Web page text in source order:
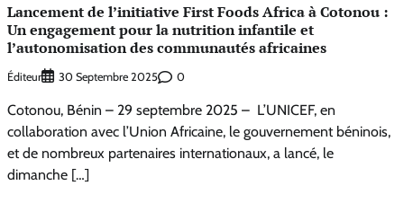
Lancement de l’initiative First Foods Africa à Cotonou :
Un engagement pour la nutrition infantile et
l’autonomisation des communautés africaines
Éditeur 30 Septembre 2025 0
Cotonou, Bénin – 29 septembre 2025 – L’UNICEF, en
collaboration avec l’Union Africaine, le gouvernement béninois,
et de nombreux partenaires internationaux, a lancé, le
dimanche […]